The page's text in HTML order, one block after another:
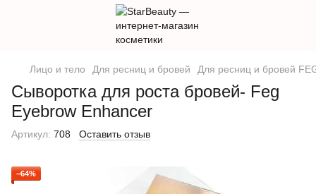
Лицо и тело Для ресниц и бровей Для ресниц и бровей
Сыворотка для роста бровей- Feg
Eyebrow Enhancer
Артикул: 708 Оставить отзыв
−64%